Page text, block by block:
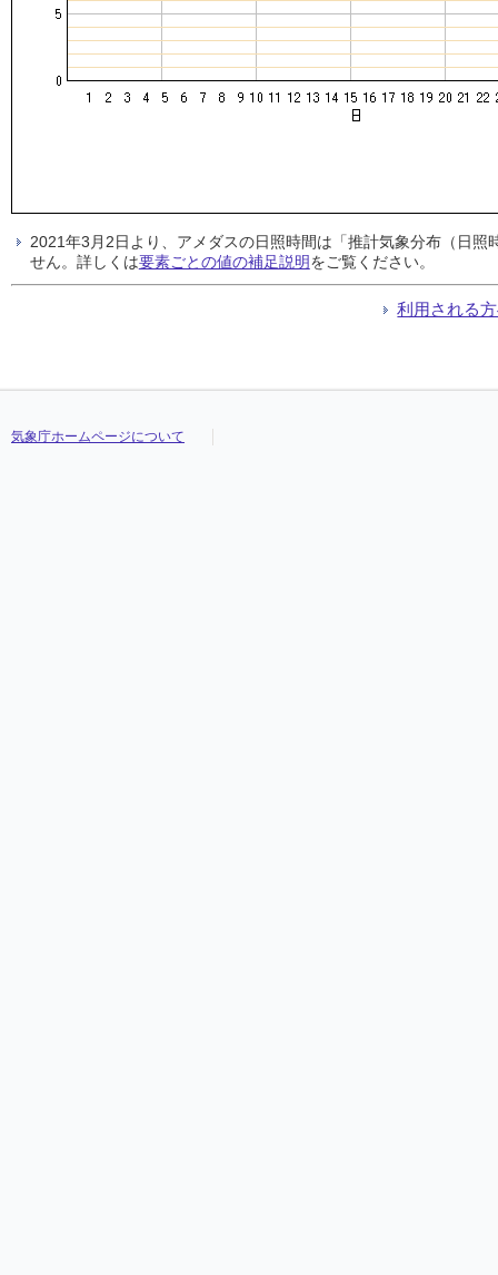
2021年3月2日より、アメダスの日照時間は「推計気象分布（日
せん。詳しくは要素ごとの値の補足説明をご覧ください。
利用される
気象庁ホームページについて